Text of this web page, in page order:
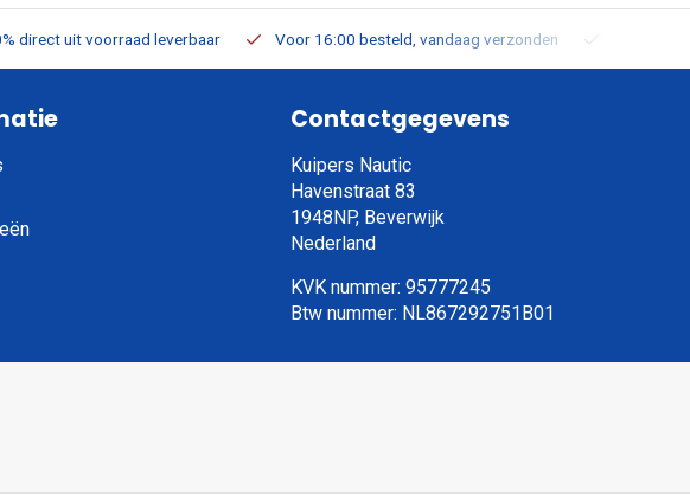
direct uit voorraad leverbaar Voor 16:00 besteld, vandaag verzonden
Contactgegevens
Kuipers Nautic
Havenstraat 83
1948NP, Beverwijk
Nederland
KVK nummer: 95777245
Btw nummer: NL867292751B01